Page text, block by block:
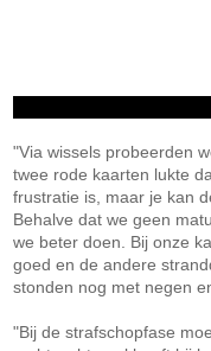
"Via wissels probeerden
twee rode kaarten lukte
frustratie is, maar je kan
Behalve dat we geen
we beter doen. Bij onze
goed en de andere
stonden nog met negen
"Bij de strafschopfase